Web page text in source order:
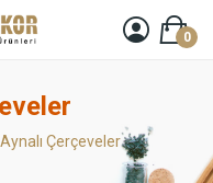
0
Aynalı Çerçeveler